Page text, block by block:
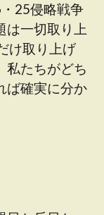
25侵略戦争
は一切取り上
け取り上げ
私たちがどち
ば確実に分か